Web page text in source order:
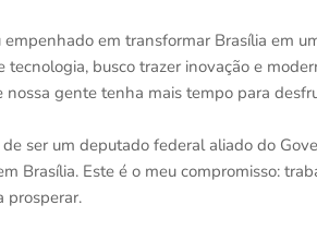
empenhado em transformar Brasília em
tecnologia, busco trazer inovação e
nossa gente tenha mais tempo para
ser um deputado federal aliado do
Brasília. Este é o meu compromisso:
prosperar.